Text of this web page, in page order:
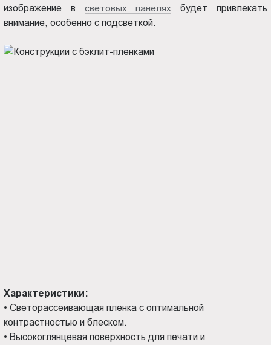
изображение в световых панелях будет привлекать
внимание, особенно с подсветкой.
Характеристики:
• Светорассеивающая пленка с оптимальной
контрастностью и блеском.
• Высокоглянцевая поверхность для печати и